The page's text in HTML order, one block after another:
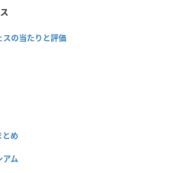
スの当たりと評価
とめ
アム